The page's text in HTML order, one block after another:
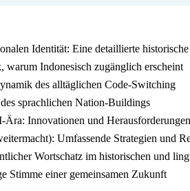
Identität: Eine detaillierte
Indonesisch zugänglich erscheint
des alltäglichen Code-Switching
sprachlichen Nation-Buildings
Innovationen und
Umfassende Strategien und
Wortschatz im historischen und
Stimme einer gemeinsamen Zukunft